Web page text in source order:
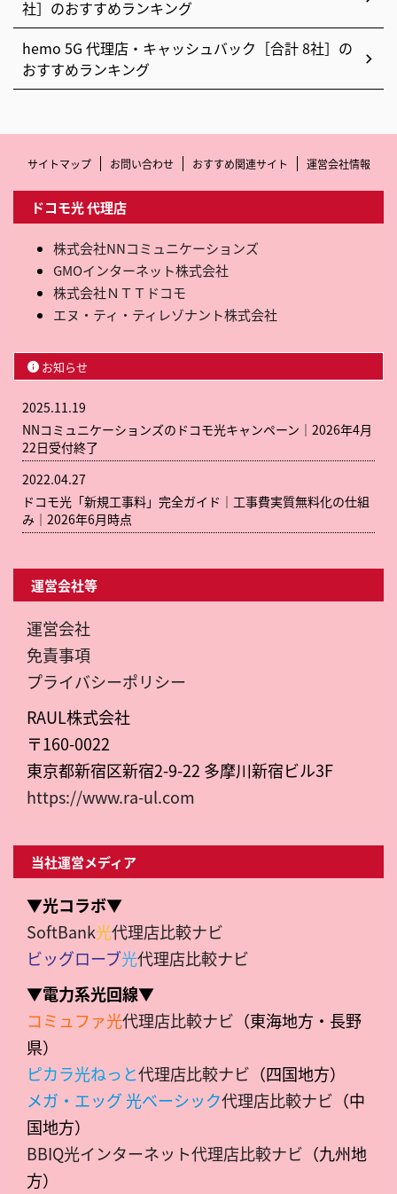
社］のおすすめランキング
hemo 5G 代理店・キャッシュバック［合計 8社］の
おすすめランキング
サイトマップ お問い合わせ おすすめ関連サイト 運営会社情報
ドコモ光 代理店
株式会社NNコミュニケーションズ
GMOインターネット株式会社
株式会社ＮＴＴドコモ
エヌ・ティ・ティレゾナント株式会社
お知らせ
2025.11.19
NNコミュニケーションズのドコモ光キャンペーン｜2026年4月
22日受付終了
2022.04.27
ドコモ光「新規工事料」完全ガイド｜工事費実質無料化の仕組
み｜2026年6月時点
運営会社等
運営会社
免責事項
プライバシーポリシー
RAUL株式会社
〒160-0022
東京都新宿区新宿2-9-22 多摩川新宿ビル3F
https://www.ra-ul.com
当社運営メディア
▼光コラボ▼
SoftBank光代理店比較ナビ
ビッグローブ光代理店比較ナビ
▼電力系光回線▼
コミュファ光代理店比較ナビ （東海地方・長野
県）
ピカラ光ねっと代理店比較ナビ （四国地方）
メガ・エッグ 光ベーシック代理店比較ナビ （中
国地方）
BBIQ光インターネット代理店比較ナビ （九州地
方）